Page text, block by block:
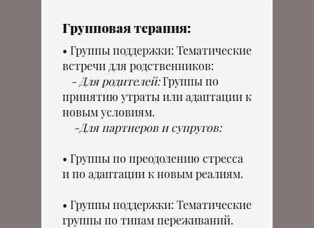
Групповая терапия:
Группы поддержки: Тематические
встречи для родственников:
- Для родителей:Группы по
принятию утраты или адаптации к
новым условиям.
-Для партнеров и супругов:
Группы по преодолению стресса
и по адаптации к новым реалиям.
Группы поддержки: Тематические
группы по типам переживаний.